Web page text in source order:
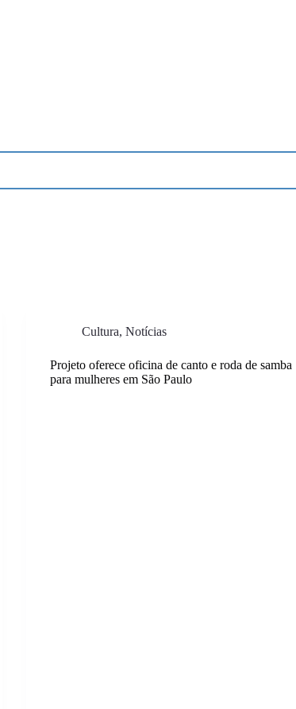
Cultura,Notícias
Projeto oferece oficina de canto e roda de samba
para mulheres em São Paulo